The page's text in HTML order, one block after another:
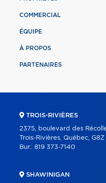
COMMERCIAL
ÉQUIPE
À PROPOS
PARTENAIRES
TROIS-RIVIÈRES
2375, boulevard des
Trois-Rivières, Québec, G8Z
Bur.: 819 373-7140
SHAWINIGAN